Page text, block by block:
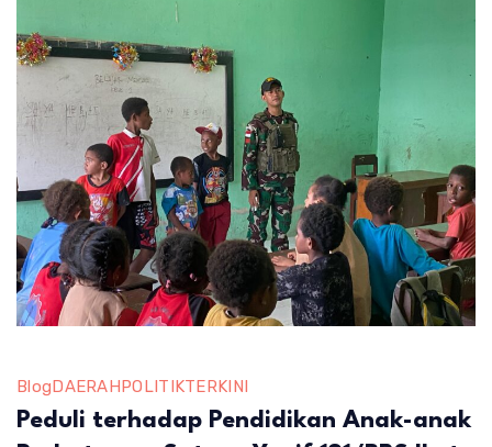
NTT
BlogDAERAHPOLITIKTERKINI
Peduli terhadap Pendidikan Anak-anak